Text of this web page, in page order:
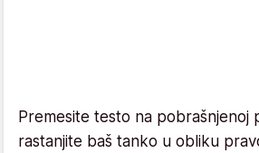
Premesite testo na pobrašnjenoj
rastanjite baš tanko u obliku